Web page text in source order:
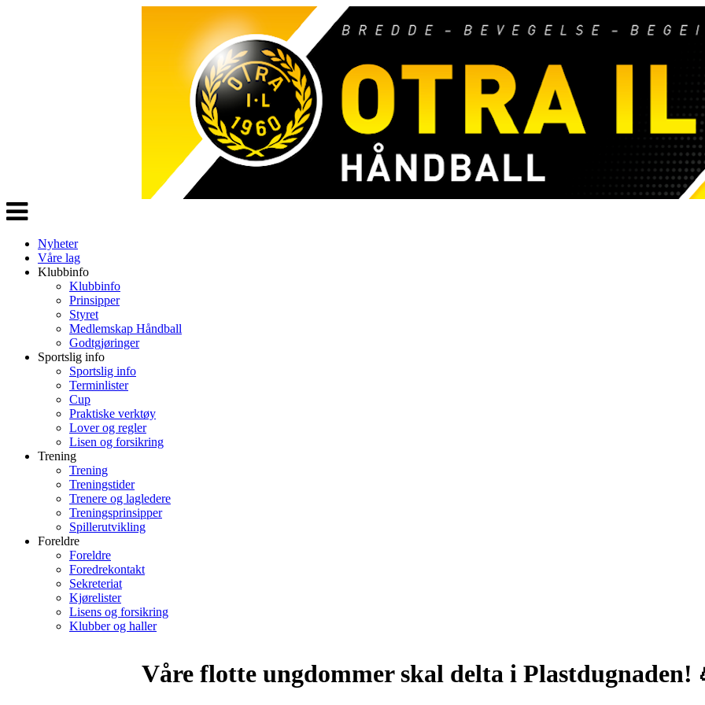
Veksle
navigasjon
Nyheter
Våre lag
Klubbinfo
Klubbinfo
Prinsipper
Styret
Medlemskap Håndball
Godtgjøringer
Sportslig info
Sportslig info
Terminlister
Cup
Praktiske verktøy
Lover og regler
Lisen og forsikring
Trening
Trening
Treningstider
Trenere og lagledere
Treningsprinsipper
Spillerutvikling
Foreldre
Foreldre
Foredrekontakt
Sekreteriat
Kjørelister
Lisens og forsikring
Klubber og haller
Våre flotte ungdommer skal delta i